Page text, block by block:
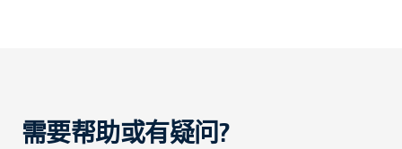
需要帮助或有疑问?